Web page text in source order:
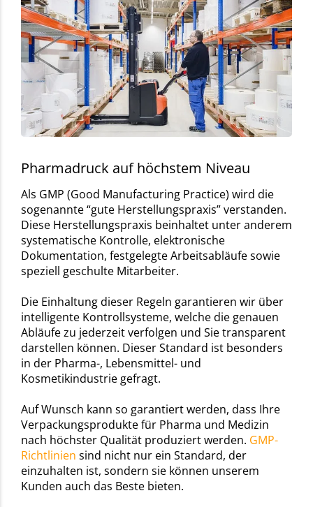
Pharmadruck auf höchstem Niveau
Als GMP (Good Manufacturing Practice) wird die
sogenannte “gute Herstellungspraxis” verstanden.
Diese Herstellungspraxis beinhaltet unter anderem
systematische Kontrolle, elektronische
Dokumentation, festgelegte Arbeitsabläufe sowie
speziell geschulte Mitarbeiter.
Die Einhaltung dieser Regeln garantieren wir über
intelligente Kontrollsysteme, welche die genauen
Abläufe zu jederzeit verfolgen und Sie transparent
darstellen können. Dieser Standard ist besonders
in der Pharma-, Lebensmittel- und
Kosmetikindustrie gefragt.
Auf Wunsch kann so garantiert werden, dass Ihre
Verpackungsprodukte für Pharma und Medizin
nach höchster Qualität produziert werden. GMP-
Richtlinien sind nicht nur ein Standard, der
einzuhalten ist, sondern sie können unserem
Kunden auch das Beste bieten.